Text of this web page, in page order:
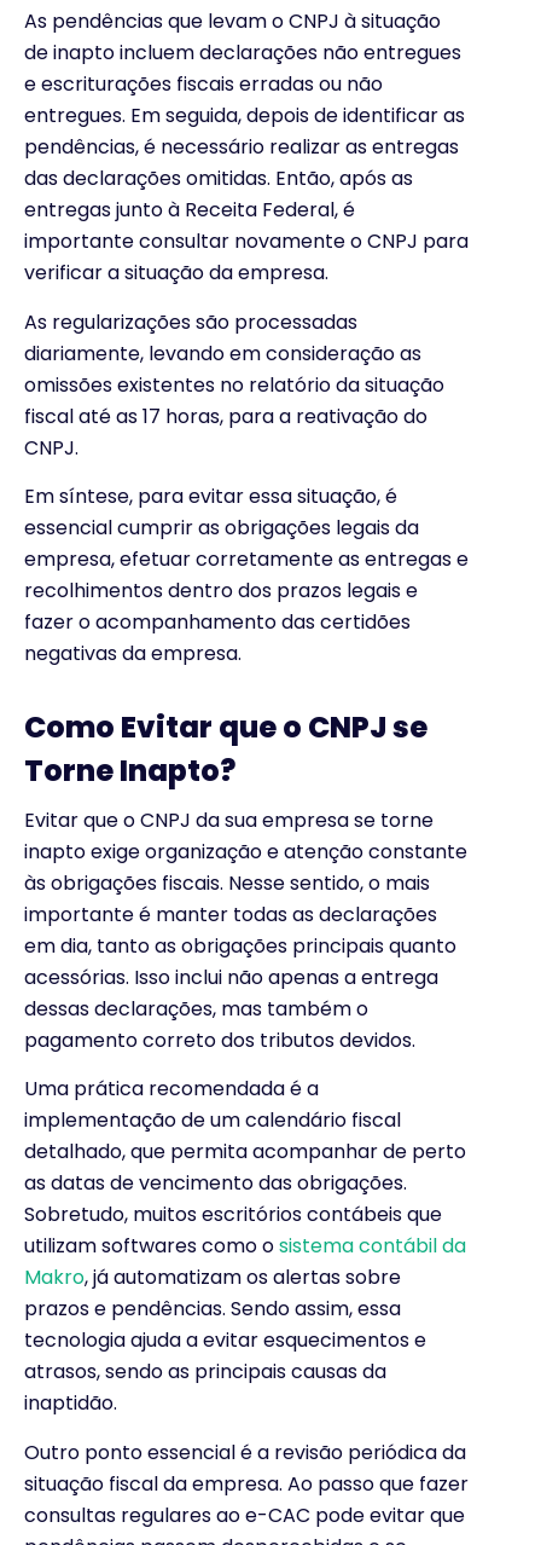
As pendências que levam o CNPJ à situação
de inapto incluem declarações não entregues
e escriturações fiscais erradas ou não
entregues. Em seguida, depois de identificar as
pendências, é necessário realizar as entregas
das declarações omitidas. Então, após as
entregas junto à Receita Federal, é
importante consultar novamente o CNPJ para
verificar a situação da empresa.
As regularizações são processadas
diariamente, levando em consideração as
omissões existentes no relatório da situação
fiscal até as 17 horas, para a reativação do
CNPJ.
Em síntese, para evitar essa situação, é
essencial cumprir as obrigações legais da
empresa, efetuar corretamente as entregas e
recolhimentos dentro dos prazos legais e
fazer o acompanhamento das certidões
negativas da empresa.
Como Evitar que o CNPJ se
Torne Inapto?
Evitar que o CNPJ da sua empresa se torne
inapto exige organização e atenção constante
às obrigações fiscais. Nesse sentido, o mais
importante é manter todas as declarações
em dia, tanto as obrigações principais quanto
acessórias. Isso inclui não apenas a entrega
dessas declarações, mas também o
pagamento correto dos tributos devidos.
Uma prática recomendada é a
implementação de um calendário fiscal
detalhado, que permita acompanhar de perto
as datas de vencimento das obrigações.
Sobretudo, muitos escritórios contábeis que
utilizam softwares como osistema contábil da
Makro, já automatizam os alertas sobre
prazos e pendências. Sendo assim, essa
tecnologia ajuda a evitar esquecimentos e
atrasos, sendo as principais causas da
inaptidão.
Outro ponto essencial é a revisão periódica da
situação fiscal da empresa. Ao passo que fazer
consultas regulares ao e-CAC pode evitar que